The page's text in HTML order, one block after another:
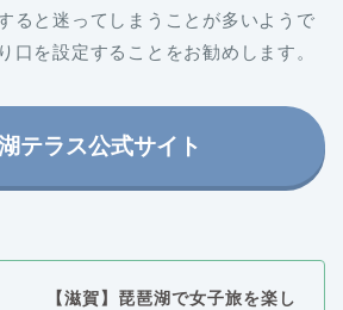
ると迷ってしまうことが多いようで
口を設定することをお勧めします。
テラス公式サイト
【滋賀】琵琶湖で女子旅を楽し